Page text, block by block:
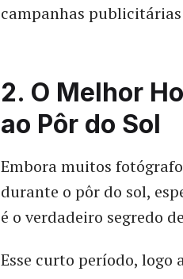
campanhas
2. O Melhor
ao Pôr do Sol
Embora muitos
durante o pôr do sol,
é o verdadeiro segredo
Esse curto período, logo